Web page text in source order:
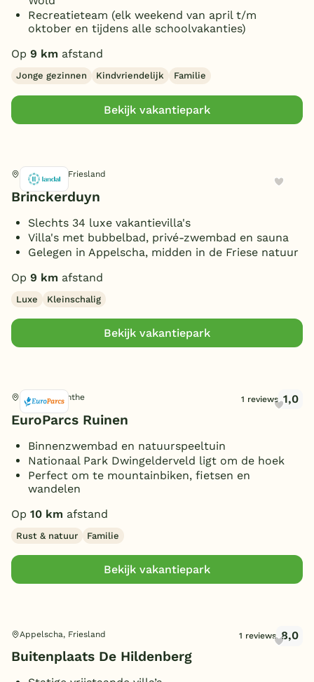
Recreatieteam (elk weekend van april t/m
oktober en tijdens alle schoolvakanties)
Op 9 km afstand
Jonge gezinnen Kindvriendelijk Familie
Bekijk vakantiepark
Appelscha, Friesland
Brinckerduyn
Slechts 34 luxe vakantievilla's
Villa's met bubbelbad, privé-zwembad en sauna
Gelegen in Appelscha, midden in de Friese natuur
Op 9 km afstand
Luxe Kleinschalig
Bekijk vakantiepark
Ruinen, Drenthe 1 reviews 1,0
EuroParcs Ruinen
Binnenzwembad en natuurspeeltuin
Nationaal Park Dwingelderveld ligt om de hoek
Perfect om te mountainbiken, fietsen en
wandelen
Op 10 km afstand
Rust & natuur Familie
Bekijk vakantiepark
Appelscha, Friesland 1 reviews 8,0
Buitenplaats De Hildenberg